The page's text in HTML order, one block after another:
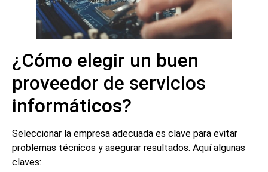
¿Cómo elegir un buen
proveedor de servicios
informáticos?
Seleccionar la empresa adecuada es clave para evitar
problemas técnicos y asegurar resultados. Aquí algunas
claves: